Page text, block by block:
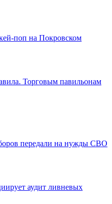
поп на Покровском
Торговым павильонам
передали на нужды СВО
аудит ливневых